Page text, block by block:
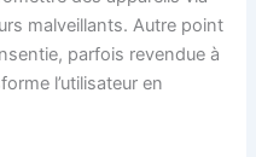
malveillants. Autre point
parfois revendue à
l’utilisateur en